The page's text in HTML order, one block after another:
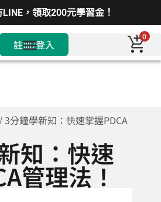
，領取200元學習金！
註冊/登入
0
/ 3分鐘學新知：快速掌握PDCA
知：快速
管理法！